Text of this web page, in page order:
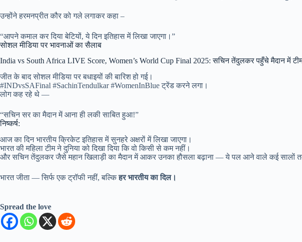
उन्होंने हरमनप्रीत कौर को गले लगाकर कहा –
“आपने कमाल कर दिया बेटियों, ये दिन इतिहास में लिखा जाएगा।”
सोशल मीडिया पर भावनाओं का सैलाब
India vs South Africa LIVE Score, Women’s World Cup Final 2025: सचिन तेंदुलकर पहुँचे मैदान में टीम
जीत के बाद सोशल मीडिया पर बधाइयों की बारिश हो गई।
#INDvsSAFinal #SachinTendulkar #WomenInBlue ट्रेंड करने लगा।
लोग कह रहे थे —
“सचिन सर का मैदान में आना ही लकी साबित हुआ!”
निष्कर्ष:
आज का दिन भारतीय क्रिकेट इतिहास में सुनहरे अक्षरों में लिखा जाएगा।
भारत की महिला टीम ने दुनिया को दिखा दिया कि वो किसी से कम नहीं।
और सचिन तेंदुलकर जैसे महान खिलाड़ी का मैदान में आकर उनका हौसला बढ़ाना — ये पल आने वाले कई सालों
भारत जीता — सिर्फ एक ट्रॉफी नहीं, बल्किहर भारतीय का दिल।
Spread the love